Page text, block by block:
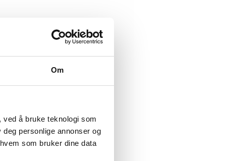
Om
ved å bruke teknologi som
personlige annonser og
som bruker dine data